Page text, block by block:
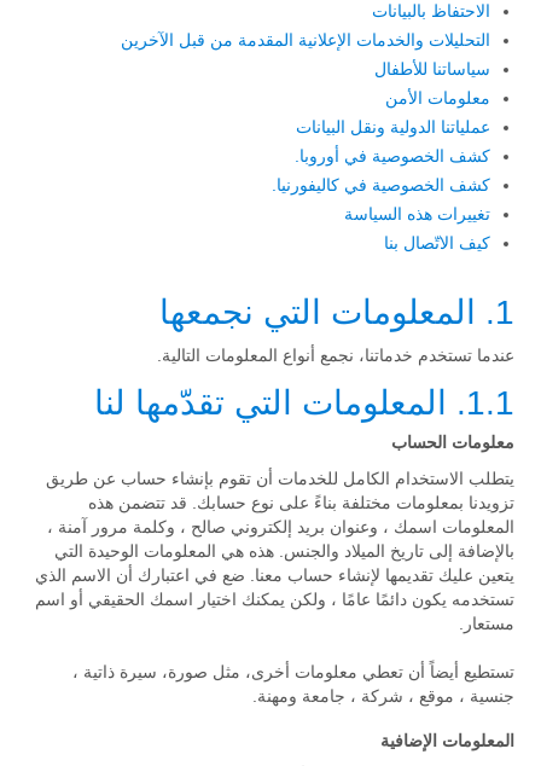
الاحتفاظ بالبيانات
التحليلات والخدمات الإعلانية المقدمة من قبل الآخرين
سياساتنا للأطفال
معلومات الأمن
عملياتنا الدولية ونقل البيانات
كشف الخصوصية في أوروبا.
كشف الخصوصية في كاليفورنيا.
تغييرات هذه السياسة
كيف الاتّصال بنا
1. المعلومات التي نجمعها
عندما تستخدم خدماتنا، نجمع أنواع المعلومات التالية.
1.1. المعلومات التي تقدّمها لنا
معلومات الحساب
يتطلب الاستخدام الكامل للخدمات أن تقوم بإنشاء حساب عن طريق
تزويدنا بمعلومات مختلفة بناءً على نوع حسابك. قد تتضمن هذه
المعلومات اسمك ، وعنوان بريد إلكتروني صالح ، وكلمة مرور آمنة ،
بالإضافة إلى تاريخ الميلاد والجنس. هذه هي المعلومات الوحيدة التي
يتعين عليك تقديمها لإنشاء حساب معنا. ضع في اعتبارك أن الاسم الذي
تستخدمه يكون دائمًا عامًا ، ولكن يمكنك اختيار اسمك الحقيقي أو اسم
مستعار.
تستطيع أيضاً أن تعطي معلومات أخرى، مثل صورة، سيرة ذاتية ،
جنسية ، موقع ، شركة ، جامعة ومهنة.
المعلومات الإضافية